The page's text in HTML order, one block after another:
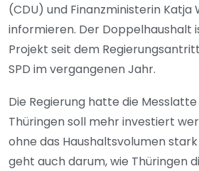
(CDU) und Finanzministerin Katja
informieren. Der Doppelhaushalt
Projekt seit dem Regierungsantritt
SPD im vergangenen Jahr.
Die Regierung hatte die
Thüringen soll mehr investiert
ohne das Haushaltsvolumen stark
geht auch darum, wie Thüringen